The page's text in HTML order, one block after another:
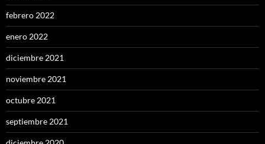
febrero 2022
enero 2022
diciembre 2021
noviembre 2021
octubre 2021
septiembre 2021